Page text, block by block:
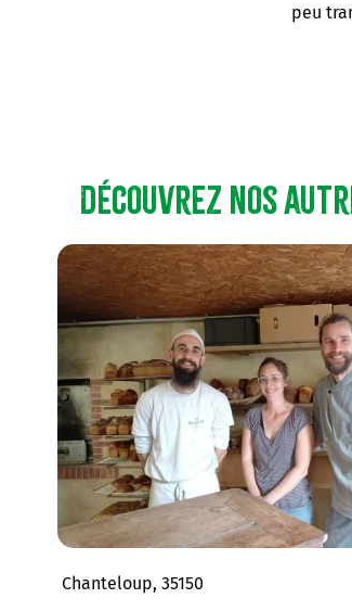
peu
Découvrez nos
Chanteloup, 35150